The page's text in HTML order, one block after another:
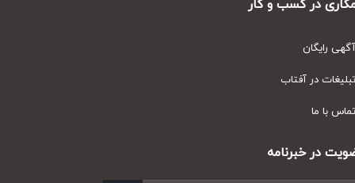
در کسب و کار
رایگان
در آفتاب
با ما
در خبرنامه